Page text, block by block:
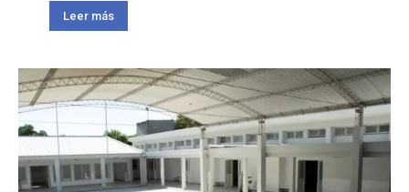
Leer más